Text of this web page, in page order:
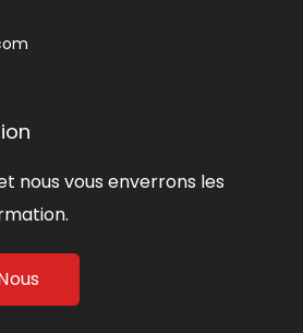
nous vous enverrons les